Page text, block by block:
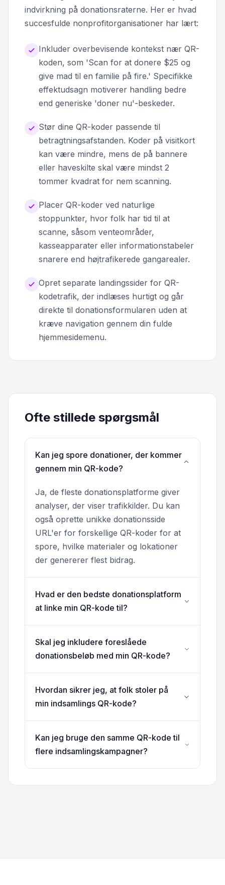
indvirkning på donationsraterne. Her er hvad
succesfulde nonprofitorganisationer har lært:
Inkluder overbevisende kontekst nær QR-
koden, som 'Scan for at donere $25 og
give mad til en familie på fire.' Specifikke
effektudsagn motiverer handling bedre
end generiske 'doner nu'-beskeder.
Stør dine QR-koder passende til
betragtningsafstanden. Koder på visitkort
kan være mindre, mens de på bannere
eller haveskilte skal være mindst 2
tommer kvadrat for nem scanning.
Placer QR-koder ved naturlige
stoppunkter, hvor folk har tid til at
scanne, såsom venteområder,
kasseapparater eller informationstabeler
snarere end højtrafikerede gangarealer.
Opret separate landingssider for QR-
kodetrafik, der indlæses hurtigt og går
direkte til donationsformularen uden at
kræve navigation gennem din fulde
hjemmesidemenu.
Ofte stillede spørgsmål
Kan jeg spore donationer, der kommer
gennem min QR-kode?
Ja, de fleste donationsplatforme giver
analyser, der viser trafikkilder. Du kan
også oprette unikke donationsside
URL'er for forskellige QR-koder for at
spore, hvilke materialer og lokationer
der genererer flest bidrag.
Hvad er den bedste donationsplatform
at linke min QR-kode til?
Skal jeg inkludere foreslåede
donationsbeløb med min QR-kode?
Hvordan sikrer jeg, at folk stoler på
min indsamlings QR-kode?
Kan jeg bruge den samme QR-kode til
flere indsamlingskampagner?